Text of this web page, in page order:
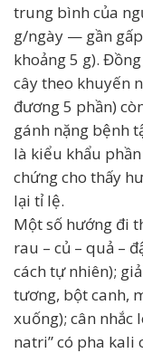
trung bình của
g/ngày — gần
khoảng 5 g).
cây theo khuyến
đương 5 phần)
gánh nặng bệnh
là kiểu khẩu
chứng cho thấy
lại tỉ lệ.
Một số hướng đi
rau – củ – quả –
cách tự nhiên);
tương, bột canh,
xuống); cân nhắc
natri” có pha kali